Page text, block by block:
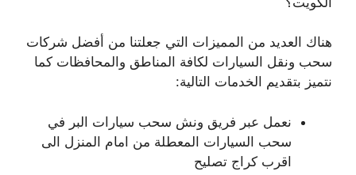
هناك العديد من المميزات التي جعلتنا من أفضل شركات
سحب ونقل السيارات لكافة المناطق والمحافظات كما
نتميز بتقديم الخدمات التالية:
نعمل عبر فريق ونش سحب سيارات البر في
سحب السيارات المعطلة من امام المنزل الى
اقرب كراج تصليح